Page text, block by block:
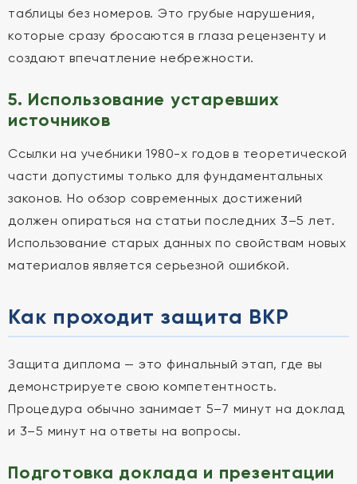
таблицы без номеров. Это грубые нарушения,
которые сразу бросаются в глаза рецензенту и
создают впечатление небрежности.
5. Использование устаревших
источников
Ссылки на учебники 1980-х годов в теоретической
части допустимы только для фундаментальных
законов. Но обзор современных достижений
должен опираться на статьи последних 3–5 лет.
Использование старых данных по свойствам новых
материалов является серьезной ошибкой.
Как проходит защита ВКР
Защита диплома — это финальный этап, где вы
демонстрируете свою компетентность.
Процедура обычно занимает 5–7 минут на доклад
и 3–5 минут на ответы на вопросы.
Подготовка доклада и презентации